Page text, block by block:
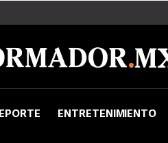
ENTRETENIMIENTO